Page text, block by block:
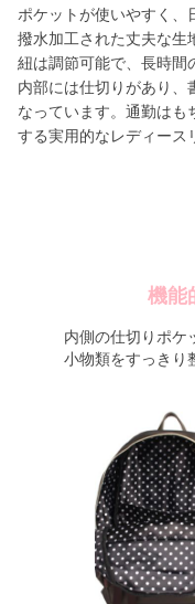
ポケットが使いやすく、
撥水加工された丈夫な生
紐は調節可能で、長時間
内部には仕切りがあり、
なっています。通勤はも
する実用的なレディース
機能
内側の仕切りポケ
小物類をすっきり